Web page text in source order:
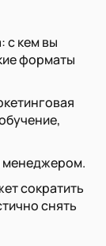
с кем вы
форматы
менеджером.
сократить
снять